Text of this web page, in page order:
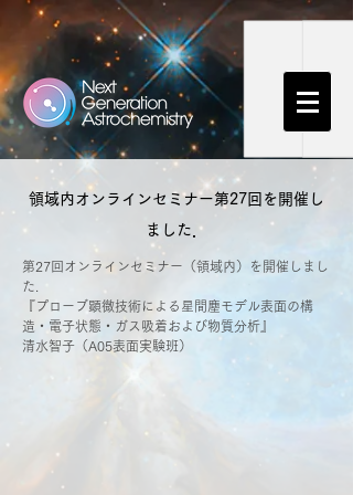
領域内オンラインセミナー第27回を開催し
ました．
第27回オンラインセミナー（領域内）を開催しまし
た.
『プローブ顕微技術による星間塵モデル表面の構
造・電子状態・ガス吸着および物質分析』
清水智子（A05表面実験班）